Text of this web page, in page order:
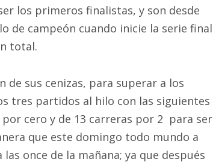
los primeros finalistas, y son desde
de campeón cuando inicie la serie final
total.
de sus cenizas, para superar a los
tres partidos al hilo con las siguientes
cero y de 13 carreras por 2 para ser
que este domingo todo mundo a
once de la mañana; ya que después